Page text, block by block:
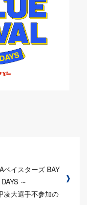
ベイスターズ BAY
～
凌大選手不参加の